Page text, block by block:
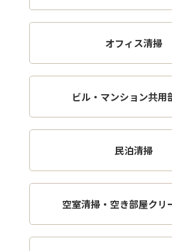
オフィス清掃
ビル・マンション共用
民泊清掃
空室清掃・空き部屋クリ